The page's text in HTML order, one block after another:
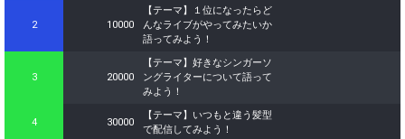
2 10000
【テーマ】１位になったらど
んなライブがやってみたいか
語ってみよう！
3 20000
【テーマ】好きなシンガーソ
ングライターについて語って
みよう！
4 30000
【テーマ】いつもと違う髪型
で配信してみよう！